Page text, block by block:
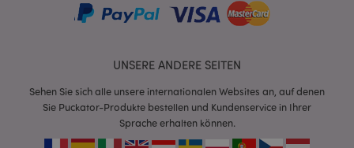
UNSERE ANDERE SEITEN
Sehen Sie sich alle unsere internationalen Websites an, auf denen
Sie Puckator-Produkte bestellen und Kundenservice in Ihrer
Sprache erhalten können.
mage-cache-sessid
Adobe Inc.
www.puckator.de